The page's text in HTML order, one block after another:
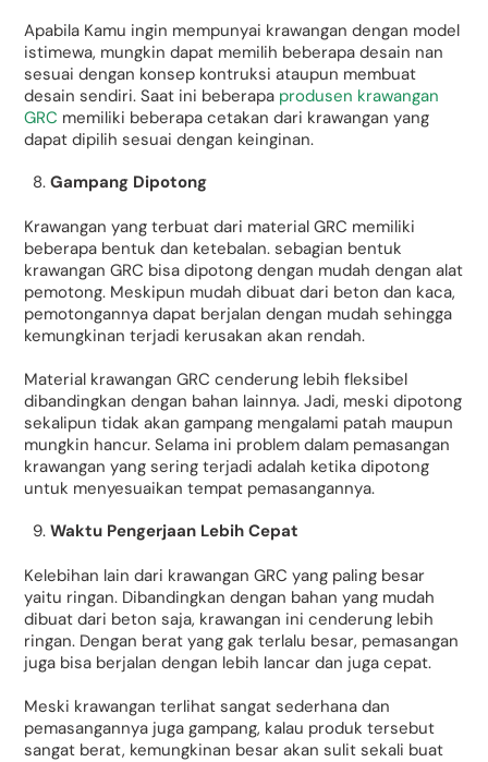
Apabila Kamu ingin mempunyai krawangan dengan model
istimewa, mungkin dapat memilih beberapa desain nan
sesuai dengan konsep kontruksi ataupun membuat
desain sendiri. Saat ini beberapa produsen krawangan
GRC memiliki beberapa cetakan dari krawangan yang
dapat dipilih sesuai dengan keinginan.
Gampang Dipotong
Krawangan yang terbuat dari material GRC memiliki
beberapa bentuk dan ketebalan. sebagian bentuk
krawangan GRC bisa dipotong dengan mudah dengan alat
pemotong. Meskipun mudah dibuat dari beton dan kaca,
pemotongannya dapat berjalan dengan mudah sehingga
kemungkinan terjadi kerusakan akan rendah.
Material krawangan GRC cenderung lebih fleksibel
dibandingkan dengan bahan lainnya. Jadi, meski dipotong
sekalipun tidak akan gampang mengalami patah maupun
mungkin hancur. Selama ini problem dalam pemasangan
krawangan yang sering terjadi adalah ketika dipotong
untuk menyesuaikan tempat pemasangannya.
Waktu Pengerjaan Lebih Cepat
Kelebihan lain dari krawangan GRC yang paling besar
yaitu ringan. Dibandingkan dengan bahan yang mudah
dibuat dari beton saja, krawangan ini cenderung lebih
ringan. Dengan berat yang gak terlalu besar, pemasangan
juga bisa berjalan dengan lebih lancar dan juga cepat.
Meski krawangan terlihat sangat sederhana dan
pemasangannya juga gampang, kalau produk tersebut
sangat berat, kemungkinan besar akan sulit sekali buat